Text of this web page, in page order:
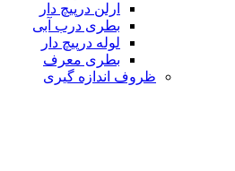
ارلن درپیچ دار
بطری درب آبی
لوله درپیچ دار
بطری معرف
ظروف اندازه گیری